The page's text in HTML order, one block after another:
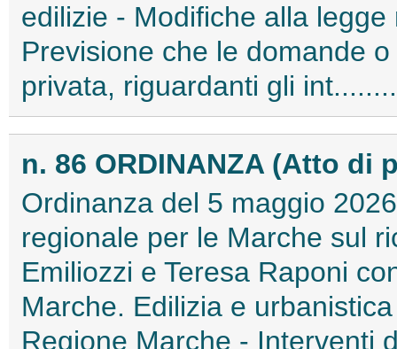
edilizie - Modifiche alla
Previsione che le domande
privata, riguardanti gli
n. 86 ORDINANZA (Atto di
Ordinanza del 5 maggio
regionale per le Marche sul
Emiliozzi e Teresa Raponi
Marche. Edilizia e
Regione Marche - Interventi